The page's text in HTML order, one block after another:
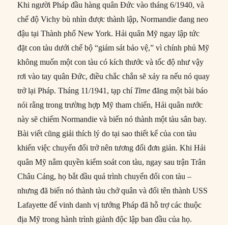
Khi người Pháp đầu hàng quân Đức vào tháng 6/1940, và
chế độ Vichy bù nhìn được thành lập, Normandie đang neo
đậu tại Thành phố New York. Hải quân Mỹ ngay lập tức
đặt con tàu dưới chế bộ “giám sát bảo vệ,” vì chính phủ Mỹ
không muốn một con tàu có kích thước và tốc độ như vậy
rơi vào tay quân Đức, điều chắc chắn sẽ xảy ra nếu nó quay
trở lại Pháp. Tháng 11/1941, tạp chí Time đăng một bài báo
nói rằng trong trường hợp Mỹ tham chiến, Hải quân nước
này sẽ chiếm Normandie và biến nó thành một tàu sân bay.
Bài viết cũng giải thích lý do tại sao thiết kế của con tàu
khiến việc chuyển đổi trở nên tương đối đơn giản. Khi Hải
quân Mỹ nắm quyền kiểm soát con tàu, ngay sau trận Trân
Châu Cảng, họ bắt đầu quá trình chuyển đổi con tàu –
nhưng đã biến nó thành tàu chở quân và đổi tên thành USS
Lafayette để vinh danh vị tướng Pháp đã hỗ trợ các thuộc
địa Mỹ trong hành trình giành độc lập ban đầu của họ.